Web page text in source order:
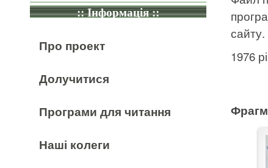
:: Інформація ::
Про проект
Долучитися
Програми для читання
Наші колеги
сайту.
1976